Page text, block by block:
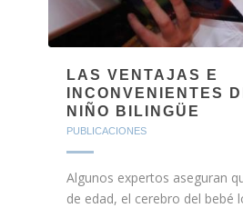
LAS VENTAJAS E
INCONVENIENTES
NIÑO BILINGÜE
PUBLICACIONES
Algunos expertos aseguran
de edad, el cerebro del bebé